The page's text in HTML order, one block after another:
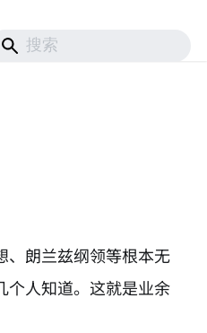
、朗兰兹纲领等根本无
个人知道。这就是业余